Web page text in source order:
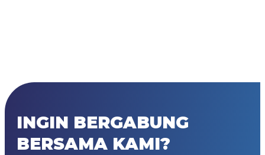
INGIN BERGABUNG
BERSAMA KAMI?